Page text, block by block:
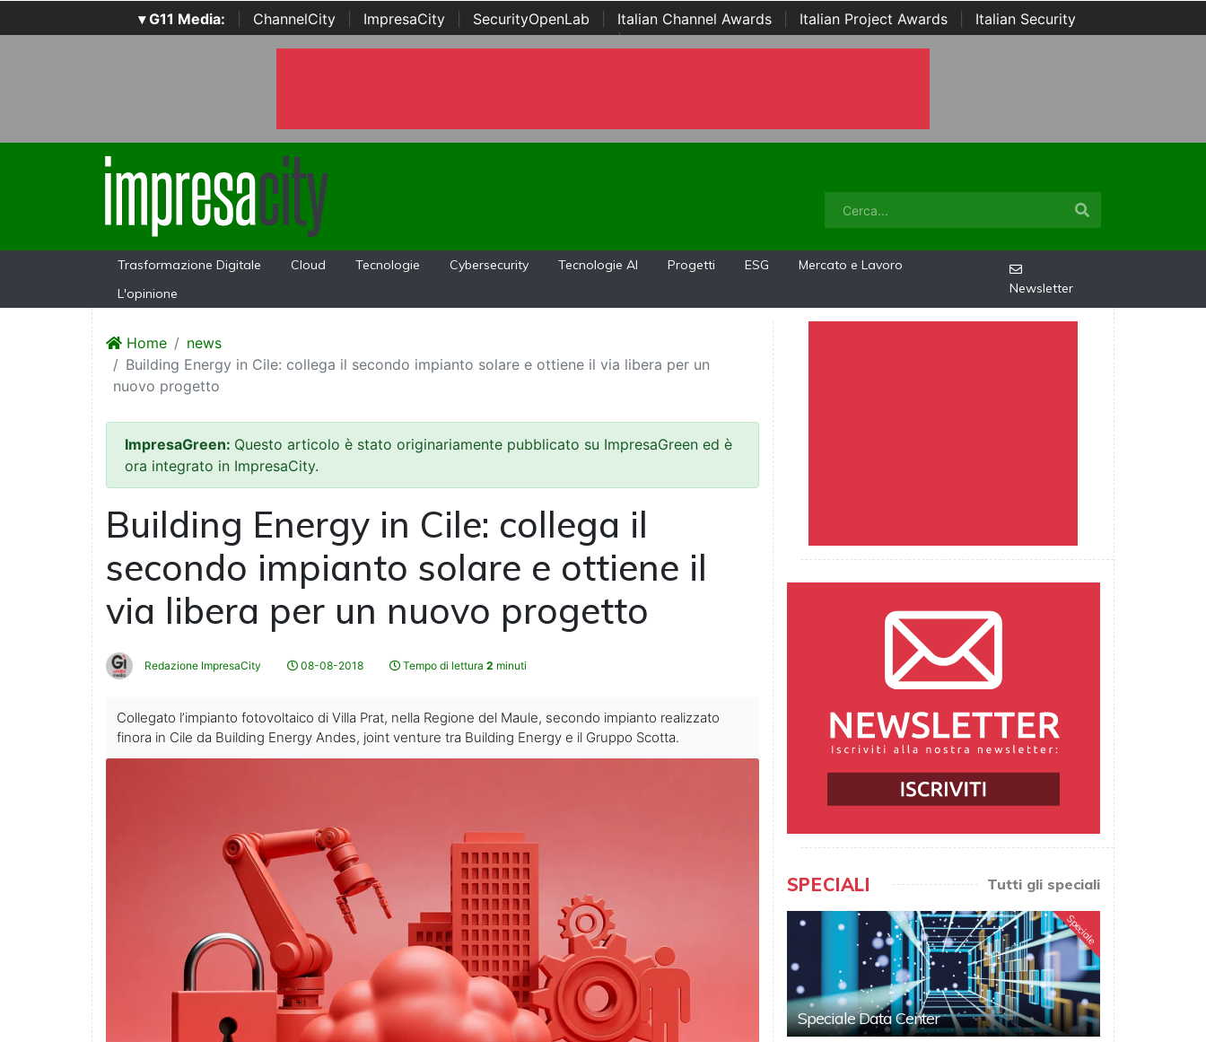
▾ G11 Media: ChannelCity ImpresaCity SecurityOpenLab Italian Channel Awards Italian Project Awards
Italian Security
Awards | ...
Trasformazione Digitale Cloud Tecnologie Cybersecurity Tecnologie AI Progetti ESG
Mercato e Lavoro
L'opinione
Newsletter
Home
news
Building Energy in Cile: collega il secondo impianto solare e ottiene il via libera per un
nuovo progetto
ImpresaGreen: Questo articolo è stato originariamente pubblicato su ImpresaGreen ed è
ora integrato in ImpresaCity.
Building Energy in Cile: collega il
secondo impianto solare e ottiene il
via libera per un nuovo progetto
Redazione ImpresaCity 08-08-2018 Tempo di lettura 2 minuti
Collegato l’impianto fotovoltaico di Villa Prat, nella Regione del Maule, secondo impianto realizzato
finora in Cile da Building Energy Andes, joint venture tra Building Energy e il Gruppo Scotta.
SPECIALI Tutti gli speciali
Speciale
Speciale Data Center